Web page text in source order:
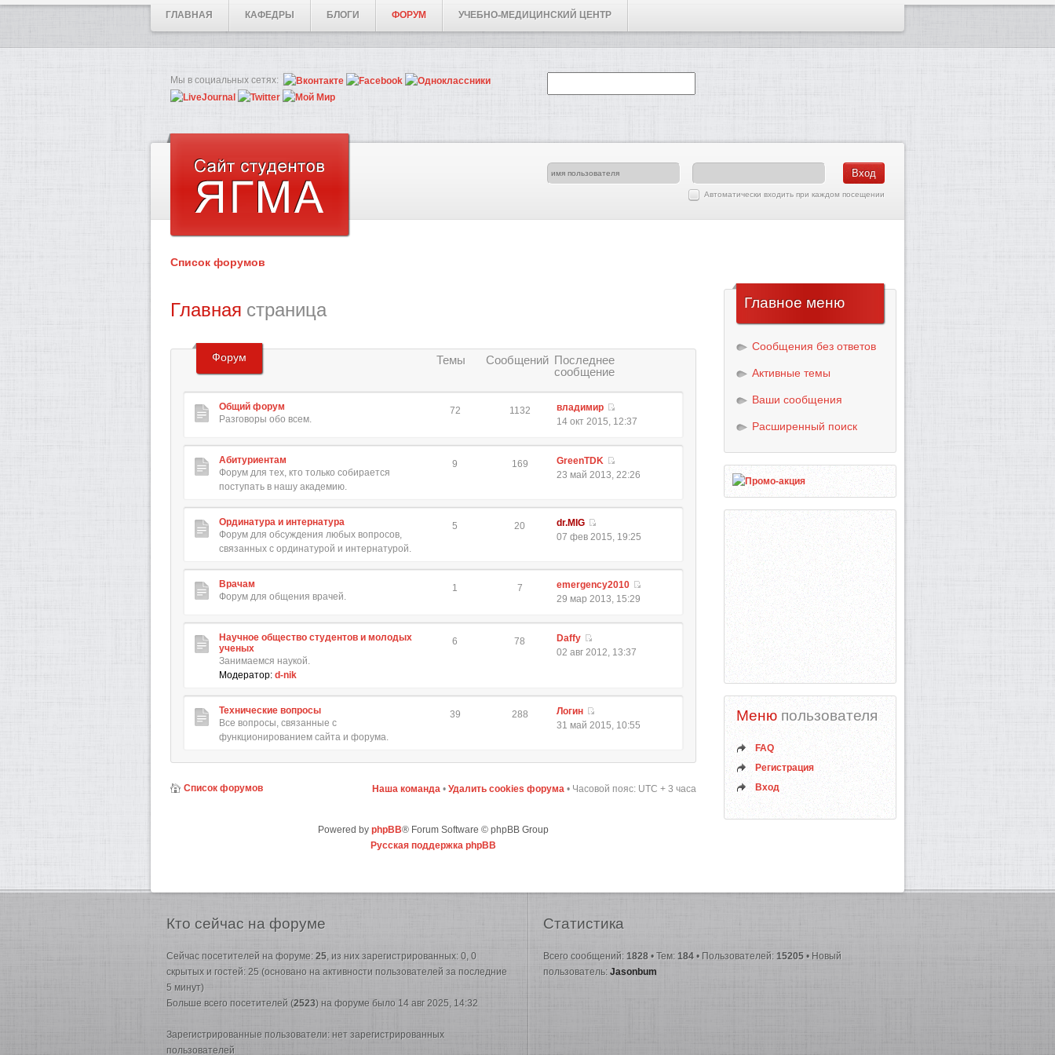
ГЛАВНАЯ КАФЕДРЫ БЛОГИ ФОРУМ УЧЕБНО-МЕДИЦИНСКИЙ ЦЕНТР
Мы в социальных сетях:
Автоматически входить при каждом посещении
Список форумов
Главная страница
Форум Темы Сообщений Последнее
сообщение
Общий форум
Разговоры обо всем.
72 1132
владимир
14 окт 2015, 12:37
Абитуриентам
Форум для тех, кто только собирается
поступать в нашу академию.
9 169
GreenTDK
23 май 2013, 22:26
Ординатура и интернатура
Форум для обсуждения любых вопросов,
связанных с ординатурой и интернатурой.
5 20
dr.MIG
07 фев 2015, 19:25
Врачам
Форум для общения врачей.
1 7
emergency2010
29 мар 2013, 15:29
Научное общество студентов и молодых
ученых
Занимаемся наукой.
Модератор: d-nik
6 78
Daffy
02 авг 2012, 13:37
Технические вопросы
Все вопросы, связанные с
функционированием сайта и форума.
39 288
Логин
31 май 2015, 10:55
Список форумов Наша команда • Удалить cookies форума • Часовой пояс: UTC + 3 часа
Powered by phpBB® Forum Software © phpBB Group
Русская поддержка phpBB
Главное меню
Сообщения без ответов
Активные темы
Ваши сообщения
Расширенный поиск
Меню пользователя
FAQ
Регистрация
Вход
Кто сейчас на форуме
Сейчас посетителей на форуме: 25 , из них зарегистрированных: 0, 0
скрытых и гостей: 25 (основано на активности пользователей за последние
5 минут)
Больше всего посетителей (2523) на форуме было 14 авг 2025, 14:32
Зарегистрированные пользователи: нет зарегистрированных
пользователей
Статистика
Всего сообщений: 1828 • Тем: 184 • Пользователей: 15205 • Новый
пользователь: Jasonbum